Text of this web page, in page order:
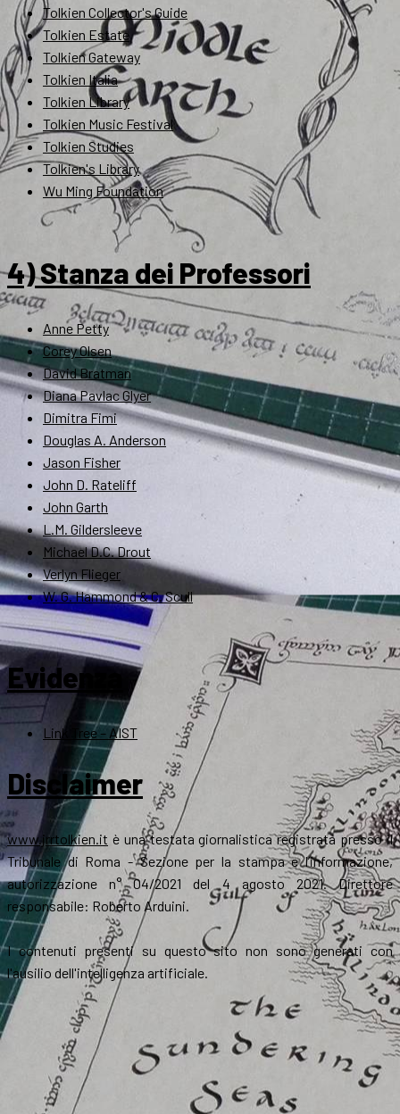
Tolkien Collector's Guide
Tolkien Estate
Tolkien Gateway
Tolkien Italia
Tolkien Library
Tolkien Music Festival
Tolkien Studies
Tolkien's Library
Wu Ming Foundation
4) Stanza dei Professori
Anne Petty
Corey Olsen
David Bratman
Diana Pavlac Glyer
Dimitra Fimi
Douglas A. Anderson
Jason Fisher
John D. Rateliff
John Garth
L.M. Gildersleeve
Michael D.C. Drout
Verlyn Flieger
W. G. Hammond & C. Scull
Evidenza
Link Tree – AIST
Disclaimer
www.jrrtolkien.it è una testata giornalistica registrata presso il
Tribunale di Roma - Sezione per la stampa e l’informazione,
autorizzazione n° 04/2021 del 4 agosto 2021. Direttore
responsabile: Roberto Arduini.
I contenuti presenti su questo sito non sono generati con
l'ausilio dell'intelligenza artificiale.